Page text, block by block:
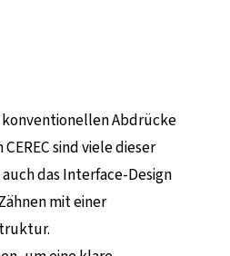
Abdrücke
sind viele dieser
das Interface-Design
mit einer